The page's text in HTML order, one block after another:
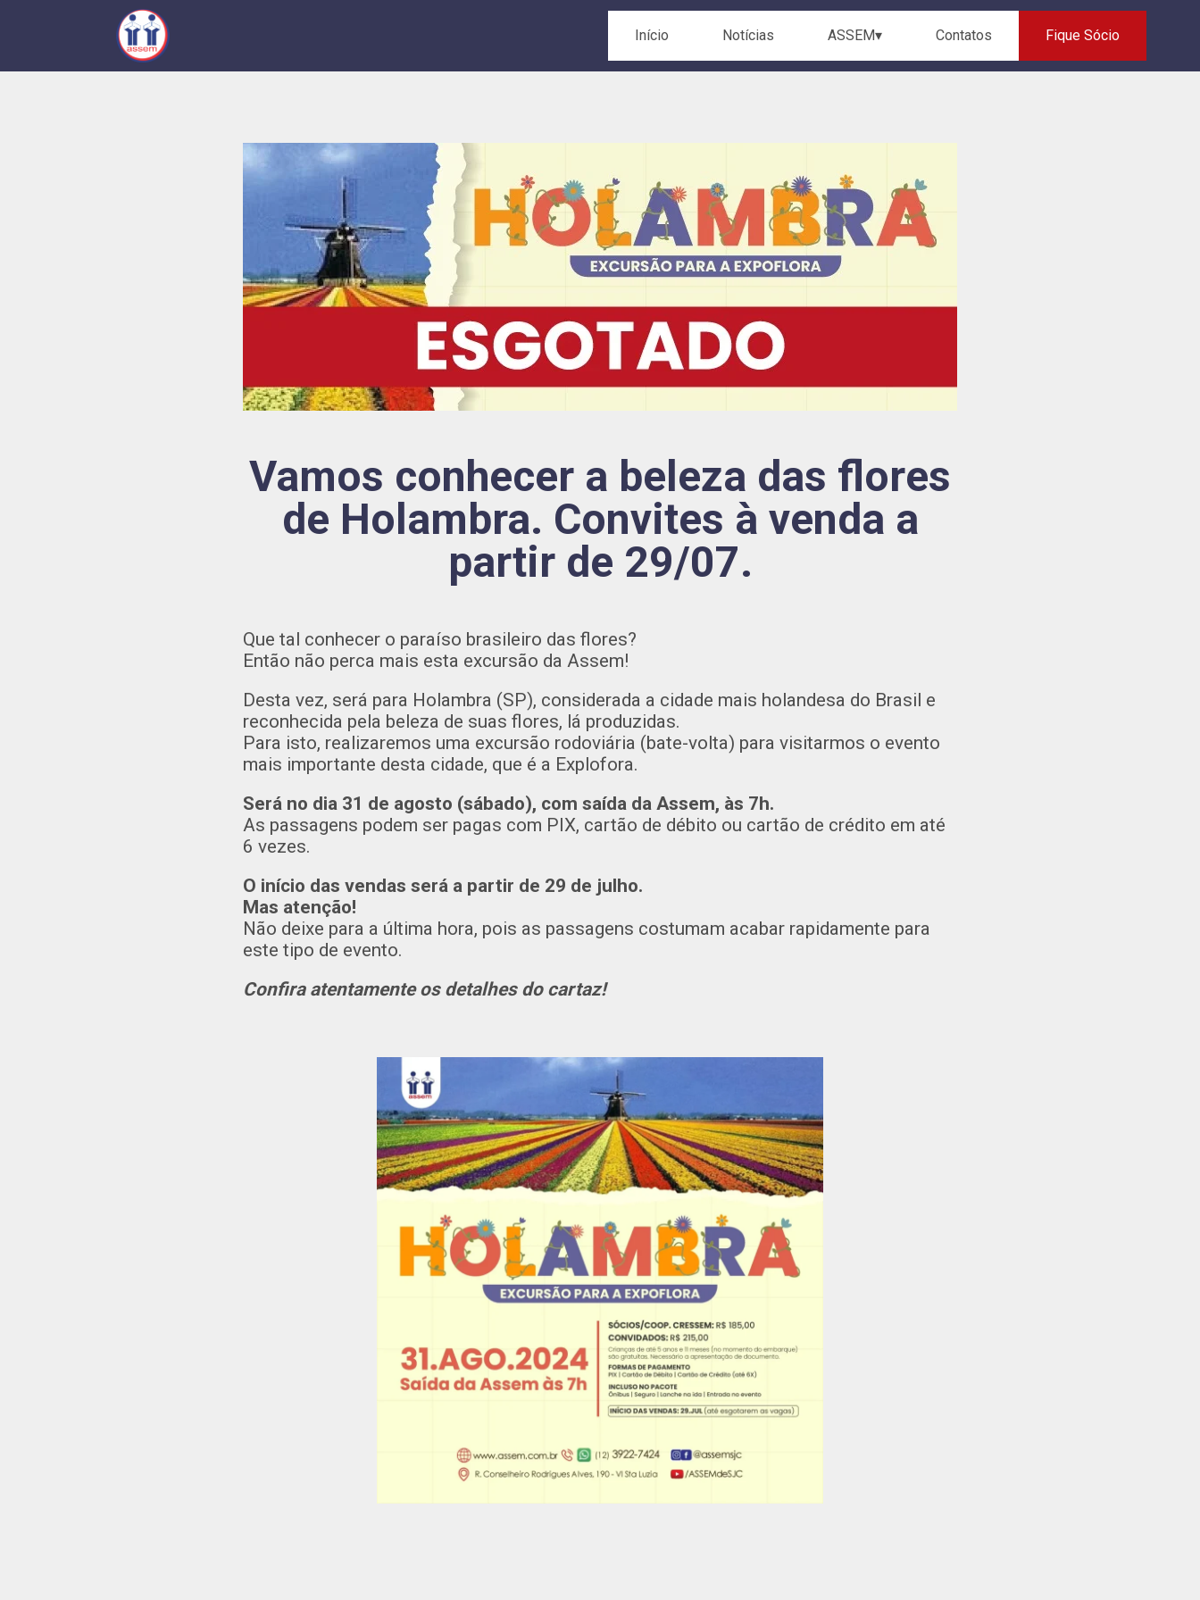
Início Notícias ASSEM▾ Contatos Fique Sócio
Vamos conhecer a beleza das flores
de Holambra. Convites à venda a
partir de 29/07.
Que tal conhecer o paraíso brasileiro das flores?
Então não perca mais esta excursão da Assem!
Desta vez, será para Holambra (SP), considerada a cidade mais holandesa do Brasil e
reconhecida pela beleza de suas flores, lá produzidas.
Para isto, realizaremos uma excursão rodoviária (bate-volta) para visitarmos o evento
mais importante desta cidade, que é a Explofora.
Será no dia 31 de agosto (sábado), com saída da Assem, às 7h.
As passagens podem ser pagas com PIX, cartão de débito ou cartão de crédito em até
6 vezes.
O início das vendas será a partir de 29 de julho.
Mas atenção!
Não deixe para a última hora, pois as passagens costumam acabar rapidamente para
este tipo de evento.
Confira atentamente os detalhes do cartaz!